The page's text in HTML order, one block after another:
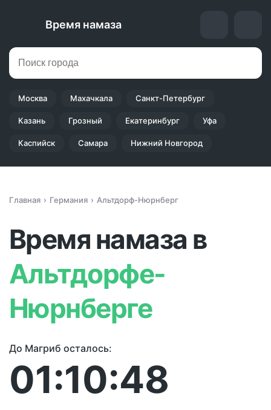
Время намаза
Москва Махачкала Санкт-Петербург
Казань Грозный Екатеринбург Уфа
Каспийск Самара Нижний Новгород
Главная Германия Альтдорф-Нюрнберг
Время намаза в
Альтдорфе-
Нюрнберге
До Магриб осталось:
01:10:48